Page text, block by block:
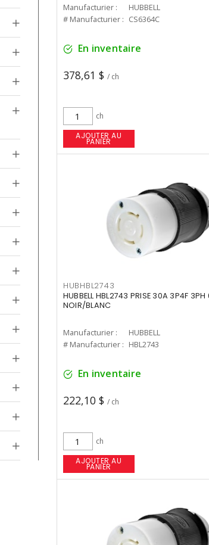
Manufacturier :
HUBBELL
# Manufacturier : CS6364C
En inventaire
378,61 $ / ch
ch
AJOUTER AU
PANIER
HUBHBL2743
HUBBELL HBL2743 PRISE 30A 3P4F
NOIR/BLANC
Manufacturier :
HUBBELL
# Manufacturier : HBL2743
En inventaire
222,10 $ / ch
ch
AJOUTER AU
PANIER